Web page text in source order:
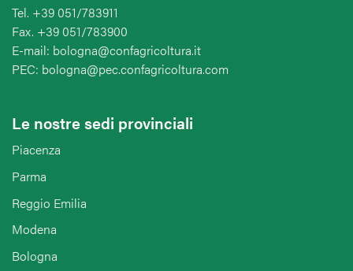
Tel. +39 051/783911
Fax. +39 051/783900
E-mail: bologna@confagricoltura.it
PEC: bologna@pec.confagricoltura.com
Le nostre sedi provinciali
Piacenza
Parma
Reggio Emilia
Modena
Bologna